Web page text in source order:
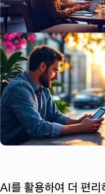
AI를 활용하여 더 편리